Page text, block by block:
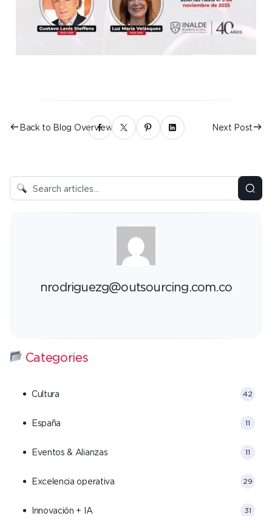
Back to Blog Overview Next Post
nrodriguezg@outsourcing.com.co
Categories
Cultura 42
España 11
Eventos & Alianzas 11
Excelencia operativa 29
Innovación + IA 31